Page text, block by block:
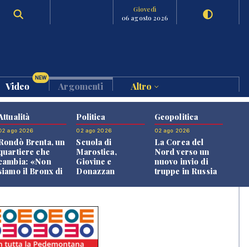
Giovedì
06 agosto 2026
Video
NEW
Argomenti Altro
ago 2026
Brenta, un
che
«Non
il Bronx di
Politica
02 ago 2026
Scuola di
Marostica,
Giovine e
Donazzan
Geopolitica
02 ago 2026
La Corea del
Nord verso un
nuovo invio di
truppe in Russia